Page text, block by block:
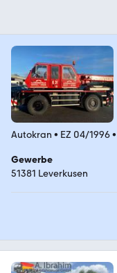
Autokran • EZ 04/1996•
Gewerbe
51381 Leverkusen